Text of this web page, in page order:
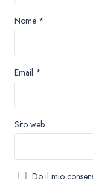
Nome *
Email *
Sito web
Do il mio